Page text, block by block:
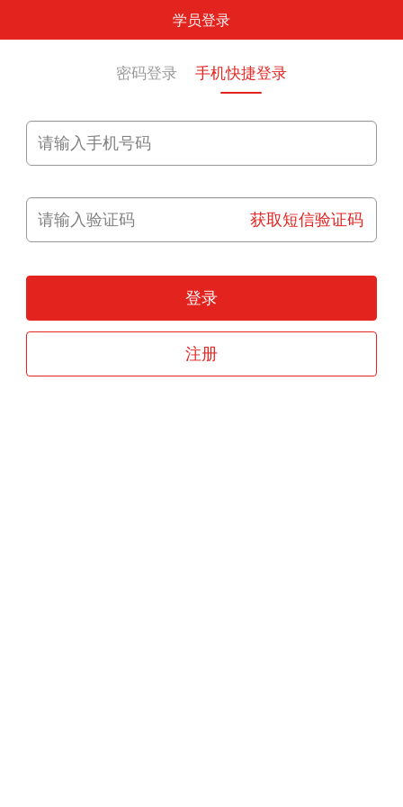
学员登录
密码登录 手机快捷登录
获取短信验证码
登录
注册